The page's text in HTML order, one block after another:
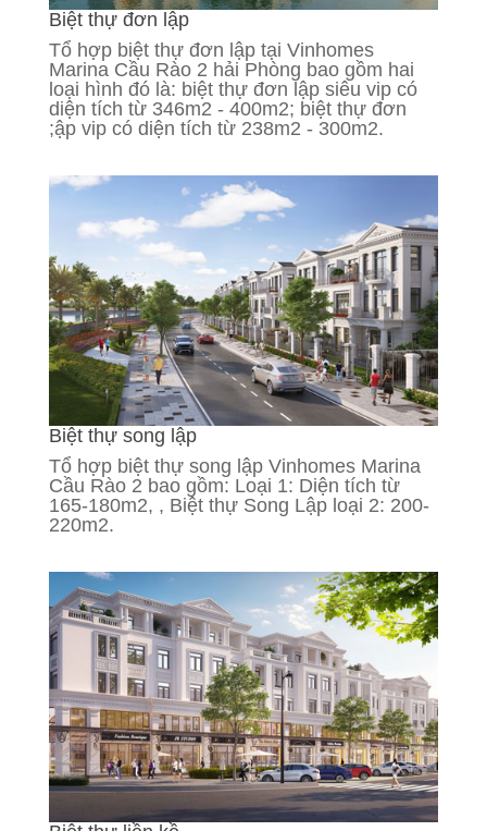
Biệt thự đơn lập
Tổ hợp biệt thự đơn lập tại Vinhomes
Marina Cầu Rào 2 hải Phòng bao gồm hai
loại hình đó là: biệt thự đơn lập siêu vip có
diện tích từ 346m2 - 400m2; biệt thự đơn
;ập vip có diện tích từ 238m2 - 300m2.
Biệt thự song lập
Tổ hợp biệt thự song lập Vinhomes Marina
Cầu Rào 2 bao gồm: Loại 1: Diện tích từ
165-180m2, , Biệt thự Song Lập loại 2: 200-
220m2.